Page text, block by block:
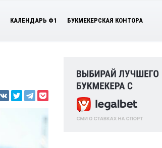
КАЛЕНДАРЬ Ф1 БУКМЕКЕРСКАЯ КОНТОРА